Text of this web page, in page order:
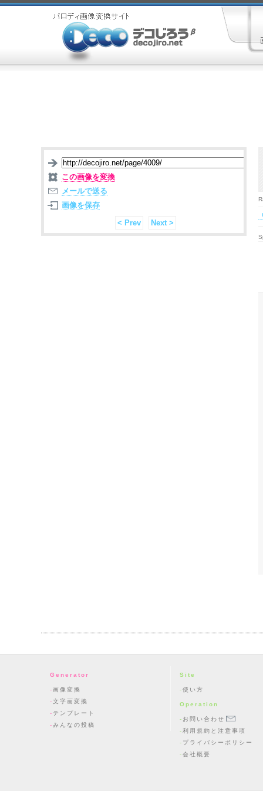
この画像を変換
メールで送る
画像を保存
< Prev
Next >
Generator
画像変換
文字画変換
テンプレート
みんなの投稿
Site
使い方
Operation
お問い合わせ
利用規約と注意事項
プライバシーポリシー
会社概要